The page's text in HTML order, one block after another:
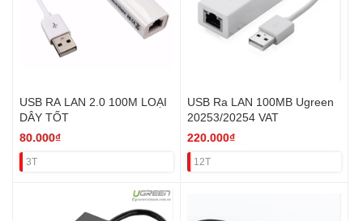
USB RA LAN 2.0 100M LOẠI
DÂY TỐT
80.000₫
3T
USB Ra LAN 100MB Ugreen
20253/20254 VAT
220.000₫
12T